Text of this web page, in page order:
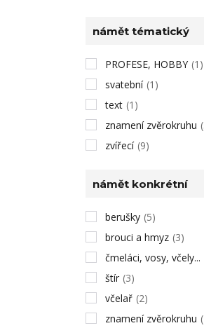
námět tématický
PROFESE, HOBBY (1)
svatební (1)
text (1)
znamení zvěrokruhu
zvířecí (9)
námět konkrétní
berušky (5)
brouci a hmyz (3)
čmeláci, vosy, včely...
štír (3)
včelař (2)
znamení zvěrokruhu